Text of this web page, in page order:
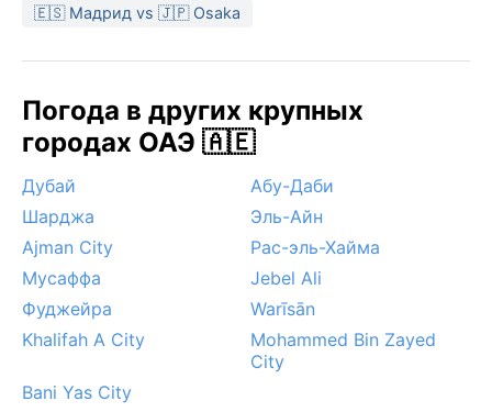
🇪🇸 Мадрид vs 🇯🇵 Osaka
Погода в других крупных
городах ОАЭ 🇦🇪
Дубай
Абу-Даби
Шарджа
Эль-Айн
Ajman City
Рас-эль-Хайма
Мусаффа
Jebel Ali
Фуджейра
Warīsān
Khalifah A City
Mohammed Bin Zayed
City
Bani Yas City